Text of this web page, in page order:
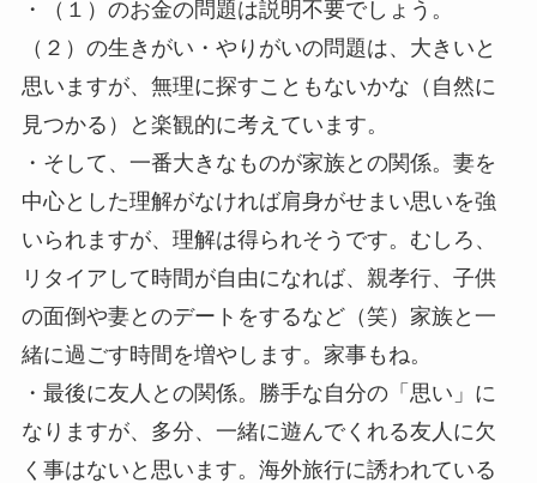
・（１）のお金の問題は説明不要でしょう。
（２）の生きがい・やりがいの問題は、大きいと
思いますが、無理に探すこともないかな（自然に
見つかる）と楽観的に考えています。
・そして、一番大きなものが家族との関係。妻を
中心とした理解がなければ肩身がせまい思いを強
いられますが、理解は得られそうです。むしろ、
リタイアして時間が自由になれば、親孝行、子供
の面倒や妻とのデートをするなど（笑）家族と一
緒に過ごす時間を増やします。家事もね。
・最後に友人との関係。勝手な自分の「思い」に
なりますが、多分、一緒に遊んでくれる友人に欠
く事はないと思います。海外旅行に誘われている